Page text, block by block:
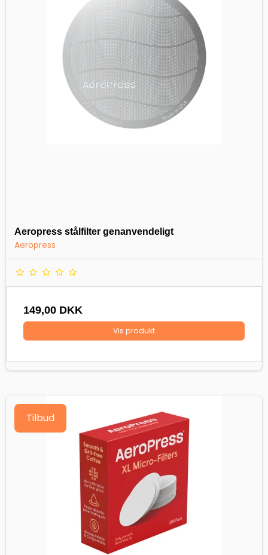
Aeropress stålfilter genanvendeligt
Aeropress
149,00 DKK
Vis produkt
Tilbud